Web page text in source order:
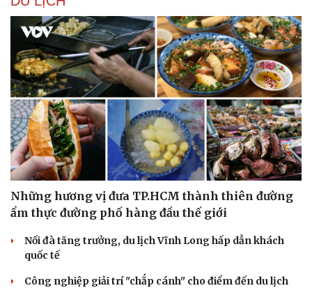
Những hương vị đưa TP.HCM thành thiên đường
ẩm thực đường phố hàng đầu thế giới
Nối đà tăng trưởng, du lịch Vĩnh Long hấp dẫn khách
quốc tế
Công nghiệp giải trí "chắp cánh" cho điểm đến du lịch